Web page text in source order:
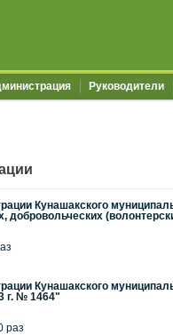
Руководители
Кунашакского
Кунашакского
г. № 1464"
раз